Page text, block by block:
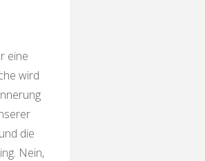
eine
wird
die
Nein,